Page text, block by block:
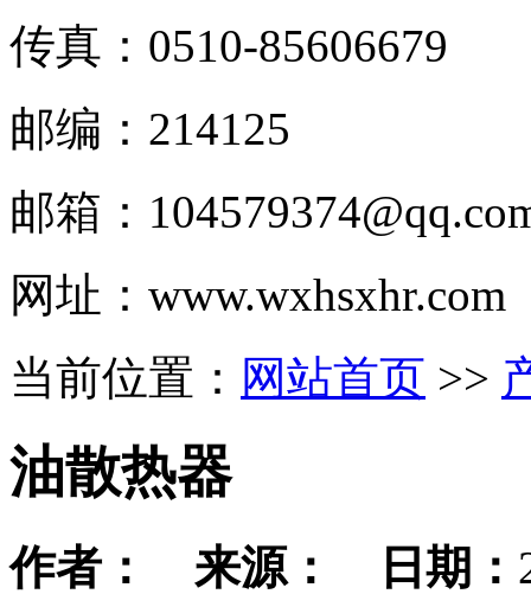
传真：0510-85606679
邮编：214125
邮箱：
网址：www.wxhsxhr.com
当前位置： 网站首页 >>
油散热器
作者： 来源： 日期：